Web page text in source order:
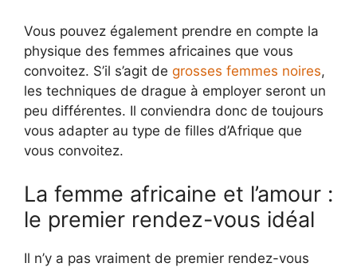
Vous pouvez également prendre en compte la
physique des femmes africaines que vous
convoitez. S’il s’agit de grosses femmes noires,
les techniques de drague à employer seront un
peu différentes. Il conviendra donc de toujours
vous adapter au type de filles d’Afrique que
vous convoitez.
La femme africaine et l’amour :
le premier rendez-vous idéal
Il n’y a pas vraiment de premier rendez-vous